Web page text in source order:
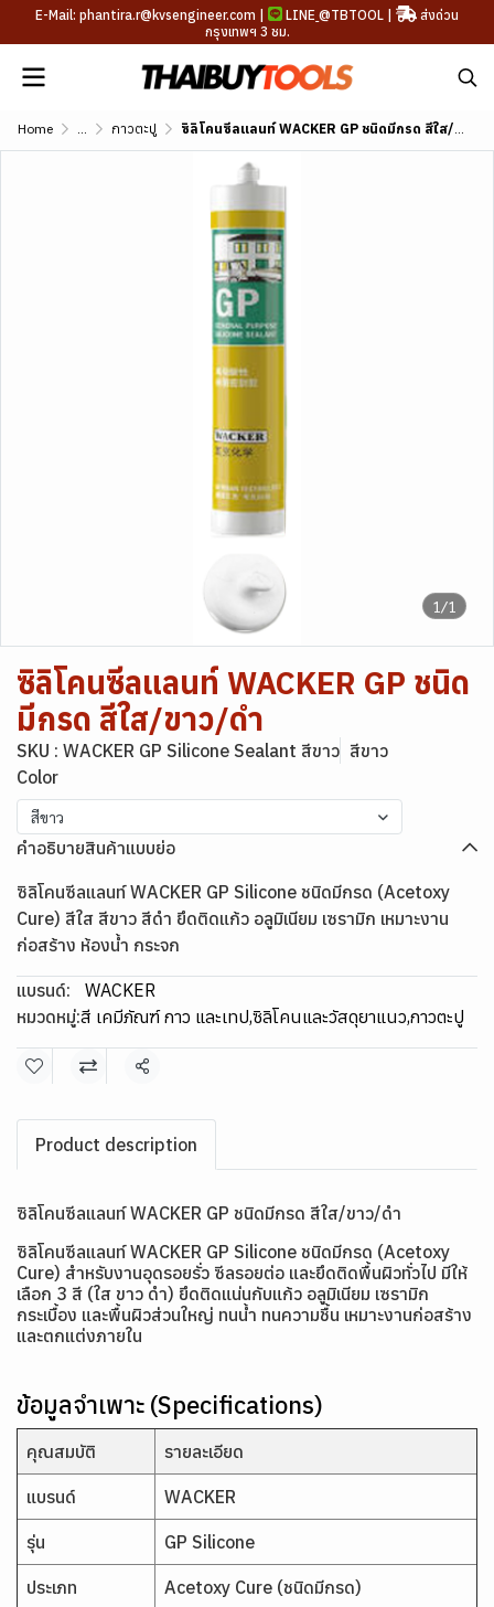
E-Mail: phantira.r@kvsengineer.com | LINE @TBTOOL |
ส่งด่วน
กรุงเทพฯ 3 ชม.
Home ... กาวตะปู ซิลิโคนซีลแลนท์ WACKER GP ชนิดมีกรด สีใส/ขาว/ดำ
1/1
ซิลิโคนซีลแลนท์ WACKER GP ชนิด
มีกรด สีใส/ขาว/ดำ
SKU : WACKER GP Silicone Sealant สีขาว สีขาว
Color
สีขาว
คำอธิบายสินค้าแบบย่อ
ซิลิโคนซีลแลนท์ WACKER GP Silicone ชนิดมีกรด (Acetoxy
Cure) สีใส สีขาว สีดำ ยึดติดแก้ว อลูมิเนียม เซรามิก เหมาะงาน
ก่อสร้าง ห้องน้ำ กระจก
แบรนด์:
WACKER
หมวดหมู่:สี เคมีภัณฑ์ กาว และเทป,ซิลิโคนและวัสดุยาแนว,กาวตะปู
แชร์
Product description
ซิลิโคนซีลแลนท์ WACKER GP ชนิดมีกรด สีใส/ขาว/ดำ
ซิลิโคนซีลแลนท์ WACKER GP Silicone ชนิดมีกรด (Acetoxy
Cure) สำหรับงานอุดรอยรั่ว ซีลรอยต่อ และยึดติดพื้นผิวทั่วไป มีให้
เลือก 3 สี (ใส ขาว ดำ) ยึดติดแน่นกับแก้ว อลูมิเนียม เซรามิก
กระเบื้อง และพื้นผิวส่วนใหญ่ ทนน้ำ ทนความชื้น เหมาะงานก่อสร้าง
และตกแต่งภายใน
ข้อมูลจำเพาะ (Specifications)
คุณสมบัติ รายละเอียด
แบรนด์ WACKER
รุ่น GP Silicone
ประเภท Acetoxy Cure (ชนิดมีกรด)